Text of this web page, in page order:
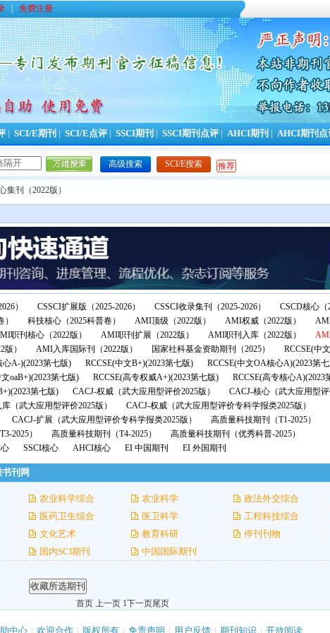
免费注册
SCI/E期刊 SCI/E点评 SSCI期刊 SSCI期刊点评 AHCI期刊 AHCI期刊点
高级搜索 SCI/E搜索 推荐
集刊（2022版）
） CSSCI扩展版（2025-2026） CSSCI收录集刊（2025-2026）
CSCD核心（
科技核心（2025科普卷） AMI顶级（2022版） AMI权威（2022版）
职刊核心（2022版） AMI职刊扩展（2022版） AMI职刊入库（2022版）
） AMI入库国际刊（2022版） 国家社科基金资助期刊（2025）
RCCSE(中
心A-)(2023第七版) RCCSE(中文B+)(2023第七版)
RCCSE(中文OA核心A)(2023第
oaB+)(2023第七版) RCCSE(高专权威A+)(2023第七版)
RCCSE(高专核心A)(2023
第七版) CACJ-权威（武大应用型评价2025版）
CACJ-核心（武大应用型评
（武大应用型评价2025版）
CACJ-权威（武大应用型评价专科学报类2025版）
CACJ-扩展（武大应用型评价专科学报类2025版）
高质量科技期刊（T1-2025）
2025） 高质量科技期刊（T4-2025）
高质量科技期刊（优秀科普-2025）
SSCI核心 AHCI核心 EI 中国期刊 EI 外国期刊
刊网
农业科学综合 农业科学 政法外交综合
医药卫生综合 医卫科学 工程科技综合
文化艺术 教育科研 停刊刊物
国内SCI期刊 中国国际期刊
首页 上一页 1下一页尾页
中心 | 欢迎合作 | 版权所有 | 免责声明 | 用户反馈 | 期刊知识 | 开放阅读